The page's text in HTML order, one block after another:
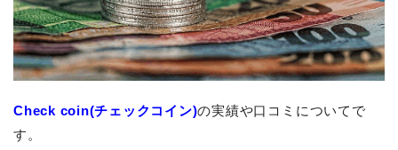
Check coin(チェックコイン)の実績や口コミについてで
す。